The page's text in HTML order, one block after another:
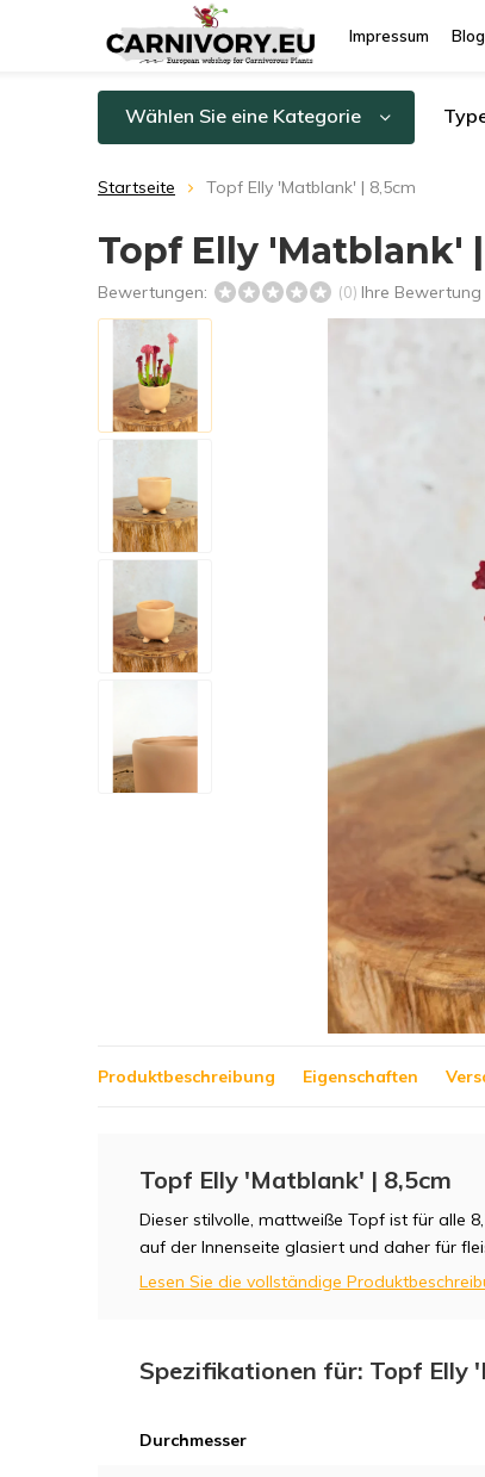
Impressum
Wählen Sie eine Kategorie
Startseite Topf Elly 'Matblank' | 8,5cm
Topf Elly 'Matblank'
Bewertungen: (0) Ihre
Produktbeschreibung Eigenschaften
Topf Elly 'Matblank' | 8,5cm
Dieser stilvolle, mattweiße Topf ist für alle
auf der Innenseite glasiert und daher für
Lesen Sie die vollständige
Spezifikationen für: Topf Elly
Durchmesser